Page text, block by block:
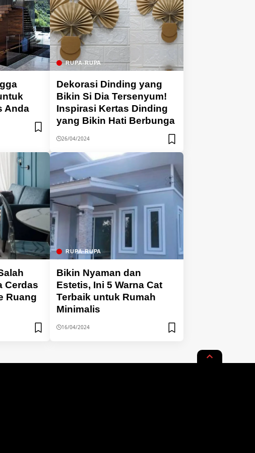
Anda
RUPA-RUPA
Dekorasi Dinding yang
Bikin Si Dia Tersenyum!
Inspirasi Kertas Dinding
yang Bikin Hati Berbunga
26/04/2024
Cerdas
Ruang
RUPA-RUPA
Bikin Nyaman dan
Estetis, Ini 5 Warna Cat
Terbaik untuk Rumah
Minimalis
16/04/2024